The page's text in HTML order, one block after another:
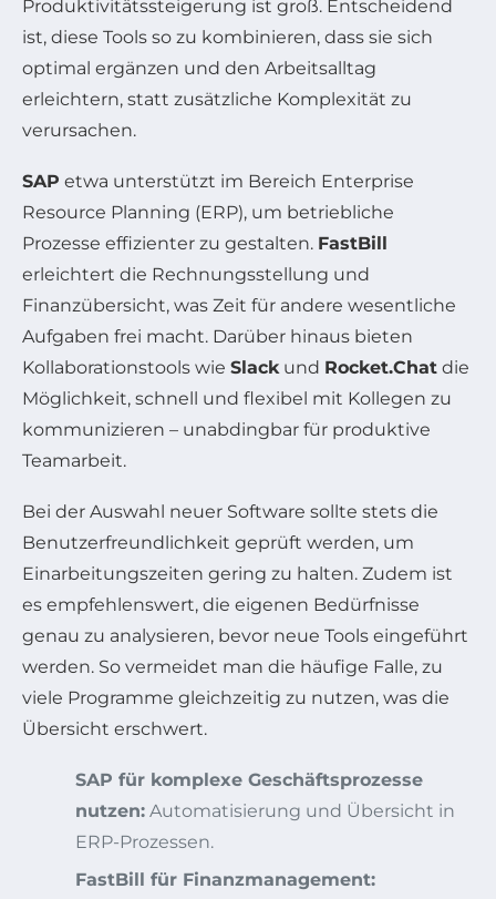
Produktivitätssteigerung ist groß. Entscheidend
ist, diese Tools so zu kombinieren, dass sie sich
optimal ergänzen und den Arbeitsalltag
erleichtern, statt zusätzliche Komplexität zu
verursachen.
SAP etwa unterstützt im Bereich Enterprise
Resource Planning (ERP), um betriebliche
Prozesse effizienter zu gestalten. FastBill
erleichtert die Rechnungsstellung und
Finanzübersicht, was Zeit für andere wesentliche
Aufgaben frei macht. Darüber hinaus bieten
Kollaborationstools wie Slackund Rocket.Chat die
Möglichkeit, schnell und flexibel mit Kollegen zu
kommunizieren – unabdingbar für produktive
Teamarbeit.
Bei der Auswahl neuer Software sollte stets die
Benutzerfreundlichkeit geprüft werden, um
Einarbeitungszeiten gering zu halten. Zudem ist
es empfehlenswert, die eigenen Bedürfnisse
genau zu analysieren, bevor neue Tools eingeführt
werden. So vermeidet man die häufige Falle, zu
viele Programme gleichzeitig zu nutzen, was die
Übersicht erschwert.
SAP für komplexe Geschäftsprozesse
nutzen: Automatisierung und Übersicht in
ERP-Prozessen.
FastBill für Finanzmanagement: